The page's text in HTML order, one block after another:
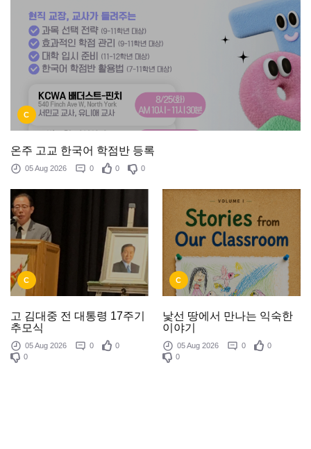
C
온주 고교 한국어 학점반 등록
05 Aug 2026 0 0 0
C
고 김대중 전 대통령 17주기
추모식
05 Aug 2026 0
0
0
C
낯선 땅에서 만나는 익숙한
이야기
05 Aug 2026 0
0
0